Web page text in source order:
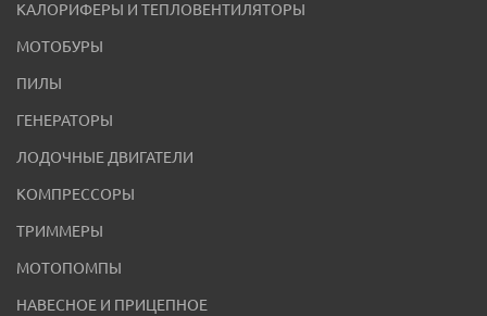
КАЛОРИФЕРЫ И ТЕПЛОВЕНТИЛЯТОРЫ
МОТОБУРЫ
ПИЛЫ
ГЕНЕРАТОРЫ
ЛОДОЧНЫЕ ДВИГАТЕЛИ
КОМПРЕССОРЫ
ТРИММЕРЫ
МОТОПОМПЫ
НАВЕСНОЕ И ПРИЦЕПНОЕ